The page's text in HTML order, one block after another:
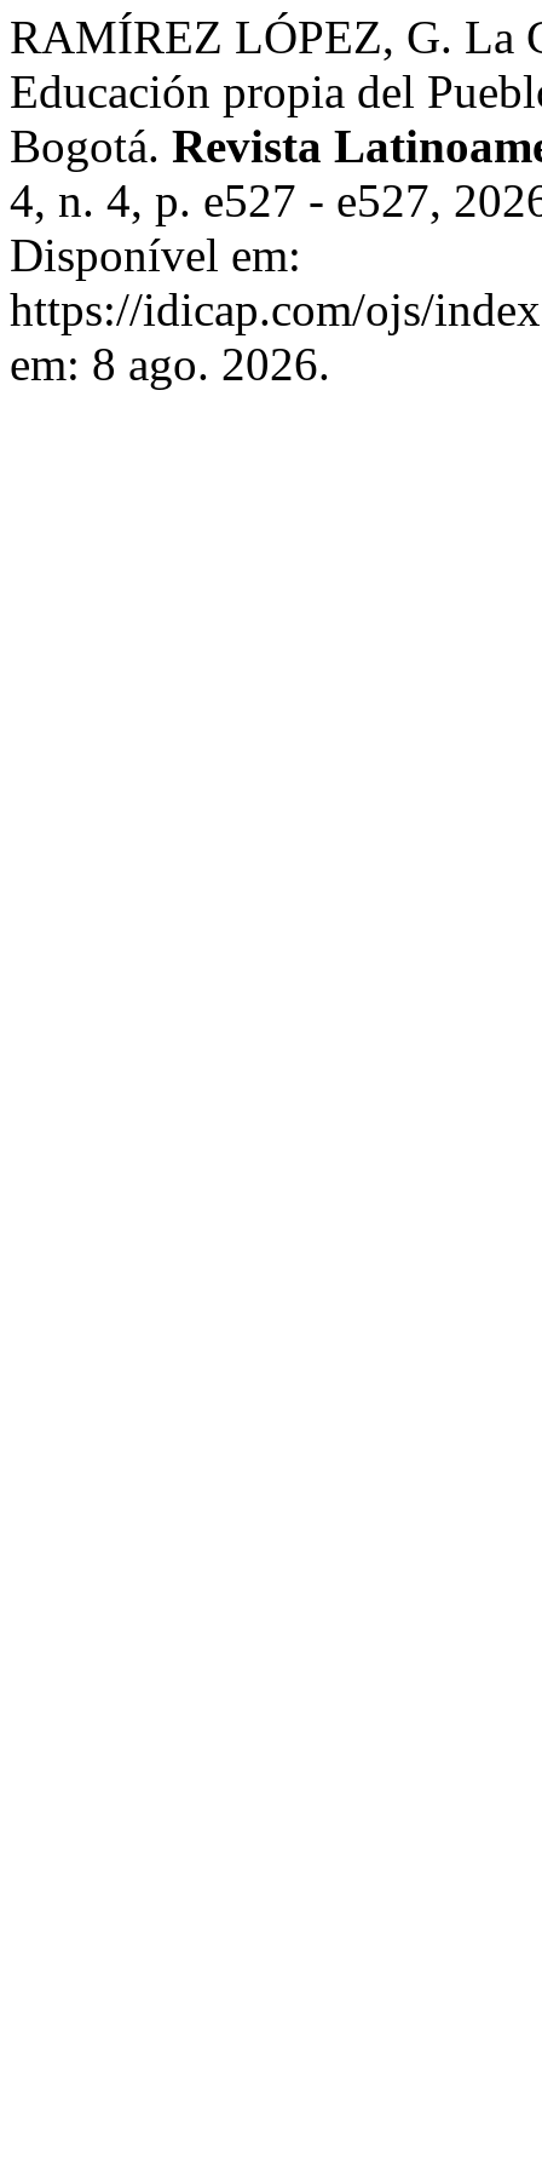
RAMÍREZ LÓPEZ, G. La
Educación propia del
Bogotá. Revista
4, n. 4, p. e527 - e527,
Disponível em:
https://idicap.com/ojs/
em: 8 ago. 2026.